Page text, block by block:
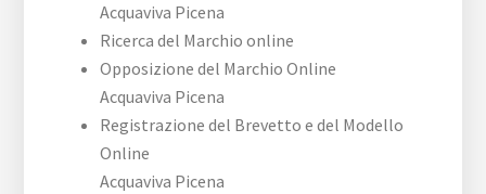
Acquaviva Picena
Ricerca del Marchio online
Opposizione del Marchio Online
Acquaviva Picena
Registrazione del Brevetto e del Modello
Online
Acquaviva Picena